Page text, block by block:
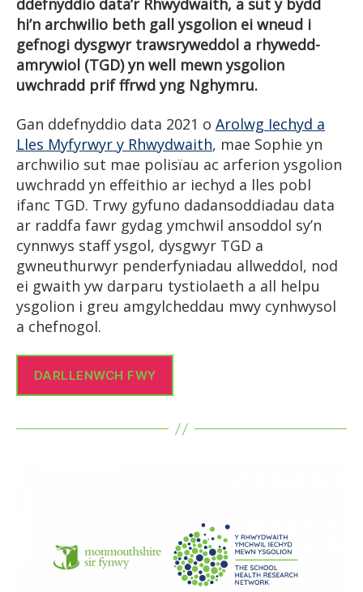
ddefnyddio data’r Rhwydwaith, a sut y bydd
hi’n archwilio beth gall ysgolion ei wneud i
gefnogi dysgwyr trawsryweddol a rhywedd-
amrywiol (TGD) yn well mewn ysgolion
uwchradd prif ffrwd yng Nghymru.
Gan ddefnyddio data 2021 o Arolwg Iechyd a
Lles Myfyrwyr y Rhwydwaith, mae Sophie yn
archwilio sut mae polisïau ac arferion ysgolion
uwchradd yn effeithio ar iechyd a lles pobl
ifanc TGD. Trwy gyfuno dadansoddiadau data
ar raddfa fawr gydag ymchwil ansoddol sy’n
cynnwys staff ysgol, dysgwyr TGD a
gwneuthurwyr penderfyniadau allweddol, nod
ei gwaith yw darparu tystiolaeth a all helpu
ysgolion i greu amgylcheddau mwy cynhwysol
a chefnogol.
DARLLENWCH FWY